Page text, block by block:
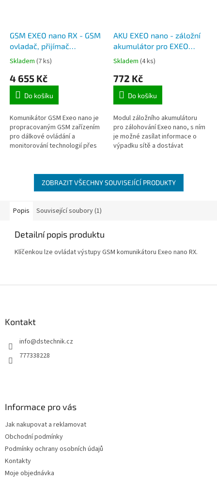
GSM EXEO nano RX - GSM
ovladač, přijímač
dálkových ovladačů,
ovládání vjezdové brány,
dveří atd
Skladem (7 ks)
4 655 Kč
Do košíku
Komunikátor GSM Exeo nano je
propracovaným GSM zařízením
pro dálkové ovládání a
monitorování technologií přes
AKU EXEO nano - záložní
akumulátor pro EXEO
nano
Skladem (4 ks)
772 Kč
Do košíku
Modul záložního akumulátoru
pro zálohování Exeo nano, s ním
je možné zasílat informace o
výpadku sítě a dostávat
ZOBRAZIT VŠECHNY SOUVISEJÍCÍ PRODUKTY
Popis Související soubory (1)
Detailní popis produktu
Klíčenkou lze ovládat výstupy GSM komunikátoru Exeo nano RX.
Kontakt
info@dstechnik.cz
777338228
Informace pro vás
Jak nakupovat a reklamovat
Obchodní podmínky
Podmínky ochrany osobních údajů
Kontakty
Moje objednávka